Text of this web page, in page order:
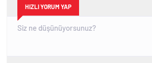
HIZLI YORUM YAP